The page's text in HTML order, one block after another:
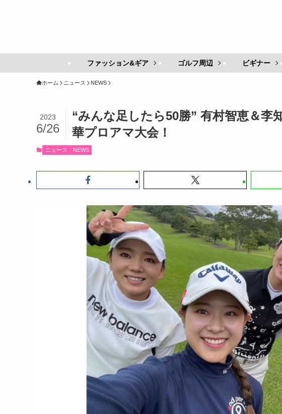
ファッション&ギア ゴルフ周辺 ビギナー
ホーム ニュース NEWS
“みんな足したら50勝” 有村智恵＆李
華プロアマ大会！
2023
6/26
ニュース NEWS